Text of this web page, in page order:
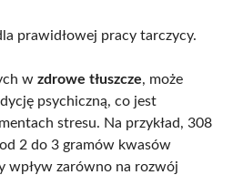
prawidłowej pracy tarczycy.
w zdrowe tłuszcze, może
psychiczną, co jest
stresu. Na przykład, 308
2 do 3 gramów kwasów
wpływ zarówno na rozwój